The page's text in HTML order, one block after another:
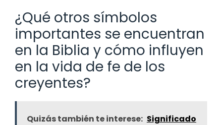
¿Qué otros símbolos
importantes se encuentran
en la Biblia y cómo influyen
en la vida de fe de los
creyentes?
Quizás también te interese: Significado